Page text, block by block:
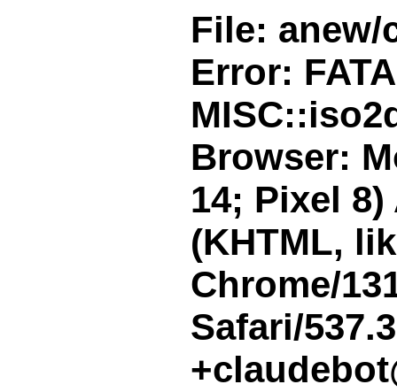
File: anew/
Error:
Browser:
14; Pixel
(KHTML,
Chrome/
Safari/